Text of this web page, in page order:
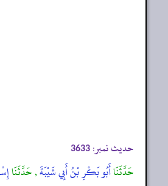
حدیث نمبر: 3633
حَدَّثَنَاأَبُو بَكْرِ بْنُ أَبِي شَيْبَةَ, حَدَّثَنَا